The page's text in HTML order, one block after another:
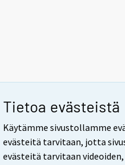
Tietoa evästeistä
Käytämme sivustollamme
evästeitä tarvitaan, jotta
evästeitä tarvitaan